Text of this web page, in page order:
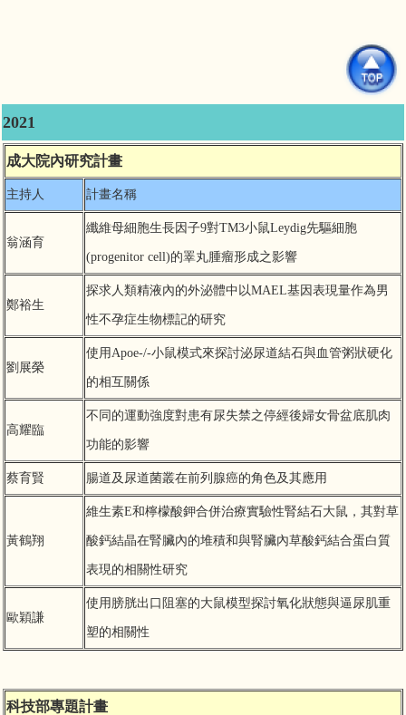
2021
成大院內研究計畫
主持人 計畫名稱
翁涵育
纖維母細胞生長因子9對TM3小鼠Leydig先驅細胞
(progenitor cell)的睪丸腫瘤形成之影響
鄭裕生
探求人類精液內的外泌體中以MAEL基因表現量作為男
性不孕症生物標記的研究
劉展榮
使用Apoe-/-小鼠模式來探討泌尿道結石與血管粥狀硬化
的相互關係
高耀臨
不同的運動強度對患有尿失禁之停經後婦女骨盆底肌肉
功能的影響
蔡育賢 腸道及尿道菌叢在前列腺癌的角色及其應用
黃鶴翔
維生素E和檸檬酸鉀合併治療實驗性腎結石大鼠，其對草
酸鈣結晶在腎臟內的堆積和與腎臟內草酸鈣結合蛋白質
表現的相關性研究
歐穎謙
使用膀胱出口阻塞的大鼠模型探討氧化狀態與逼尿肌重
塑的相關性
科技部專題計畫